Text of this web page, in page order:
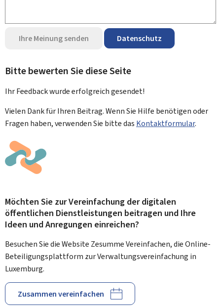
Ihre Meinung senden Datenschutz
Bitte bewerten Sie diese Seite
Ihr Feedback wurdeerfolgreichgesendet!
Vielen Dank für Ihren Beitrag. Wenn Sie Hilfe benötigen oder
Fragen haben, verwenden Sie bitte das Kontaktformular.
Möchten Sie zur Vereinfachung der digitalen
öffentlichen Dienstleistungen beitragen und Ihre
Ideen und Anregungen einreichen?
Besuchen Sie die Website Zesumme Vereinfachen, die Online-
Beteiligungsplattform zur Verwaltungsvereinfachung in
Luxemburg.
Zusammen vereinfachen